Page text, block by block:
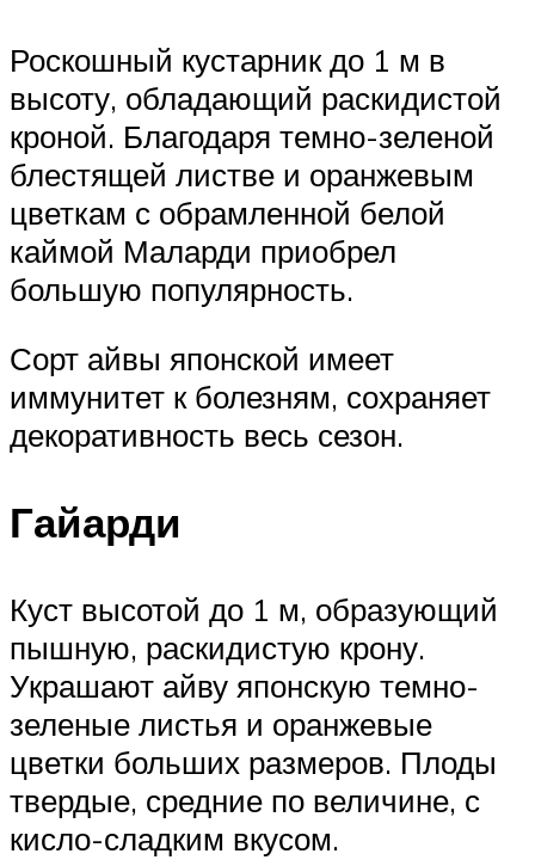
Роскошный кустарник до 1 м в
высоту, обладающий раскидистой
кроной. Благодаря темно-зеленой
блестящей листве и оранжевым
цветкам с обрамленной белой
каймой Маларди приобрел
большую популярность.
Сорт айвы японской имеет
иммунитет к болезням, сохраняет
декоративность весь сезон.
Гайарди
Куст высотой до 1 м, образующий
пышную, раскидистую крону.
Украшают айву японскую темно-
зеленые листья и оранжевые
цветки больших размеров. Плоды
твердые, средние по величине, с
кисло-сладким вкусом.